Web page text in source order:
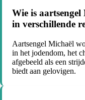
Wie is
in verschillende
Aartsengel Michaël
in het jodendom, het
afgebeeld als een
biedt aan gelovigen.